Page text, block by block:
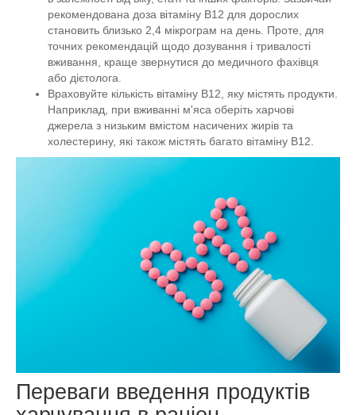
рекомендована доза вітаміну B12 для дорослих
становить близько 2,4 мікрограм на день. Проте, для
точних рекомендацій щодо дозування і тривалості
вживання, краще звернутися до медичного фахівця
або дієтолога.
Враховуйте кількість вітаміну B12, яку містять продукти.
Наприклад, при вживанні м'яса оберіть харчові
джерела з низьким вмістом насичених жирів та
холестерину, які також містять багато вітаміну B12.
Переваги введення продуктів